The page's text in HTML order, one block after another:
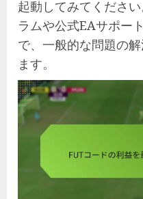
起動してみてくださ
ラムや公式EAサポー
で、一般的な問題の
ます。